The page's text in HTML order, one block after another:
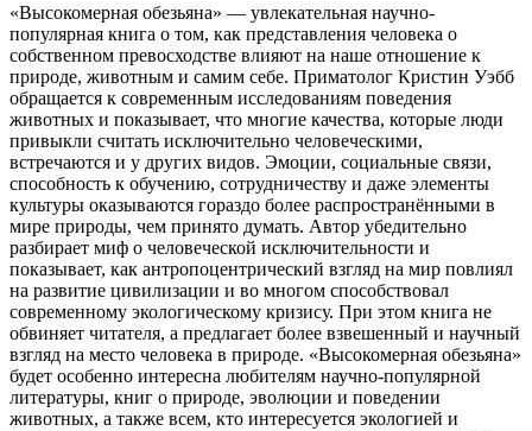
«Высокомерная обезьяна» — увлекательная научно-
популярная книга о том, как представления человека о
собственном превосходстве влияют на наше отношение к
природе, животным и самим себе. Приматолог Кристин Уэбб
обращается к современным исследованиям поведения
животных и показывает, что многие качества, которые люди
привыкли считать исключительно человеческими,
встречаются и у других видов. Эмоции, социальные связи,
способность к обучению, сотрудничеству и даже элементы
культуры оказываются гораздо более распространёнными в
мире природы, чем принято думать. Автор убедительно
разбирает миф о человеческой исключительности и
показывает, как антропоцентрический взгляд на мир повлиял
на развитие цивилизации и во многом способствовал
современному экологическому кризису. При этом книга не
обвиняет читателя, а предлагает более взвешенный и научный
взгляд на место человека в природе. «Высокомерная обезьяна»
будет особенно интересна любителям научно-популярной
литературы, книг о природе, эволюции и поведении
животных, а также всем, кто интересуется экологией и